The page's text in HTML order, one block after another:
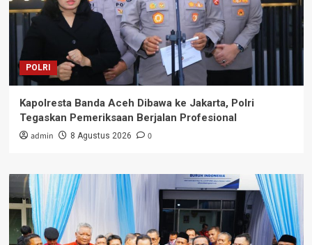
POLRI
Kapolresta Banda Aceh Dibawa ke Jakarta, Polri
Tegaskan Pemeriksaan Berjalan Profesional
admin 8 Agustus 2026 0